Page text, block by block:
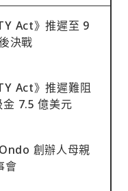
Act》推遲至 9
決戰
Act》推遲難阻
7.5 億美元
創辦人母親
會